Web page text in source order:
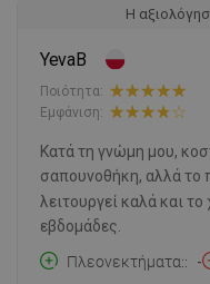
Η
YevaB
Ποιότητα:
Εμφάνιση:
Κατά τη γνώμη μου,
σαπουνοθήκη, αλλά το
λειτουργεί καλά και
εβδομάδες.
Πλεονεκτήματα:
-